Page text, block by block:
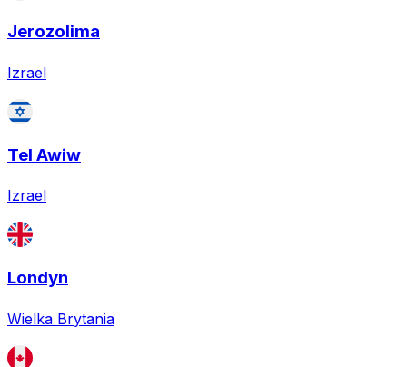
Jerozolima
Izrael
Tel Awiw
Izrael
Londyn
Wielka Brytania